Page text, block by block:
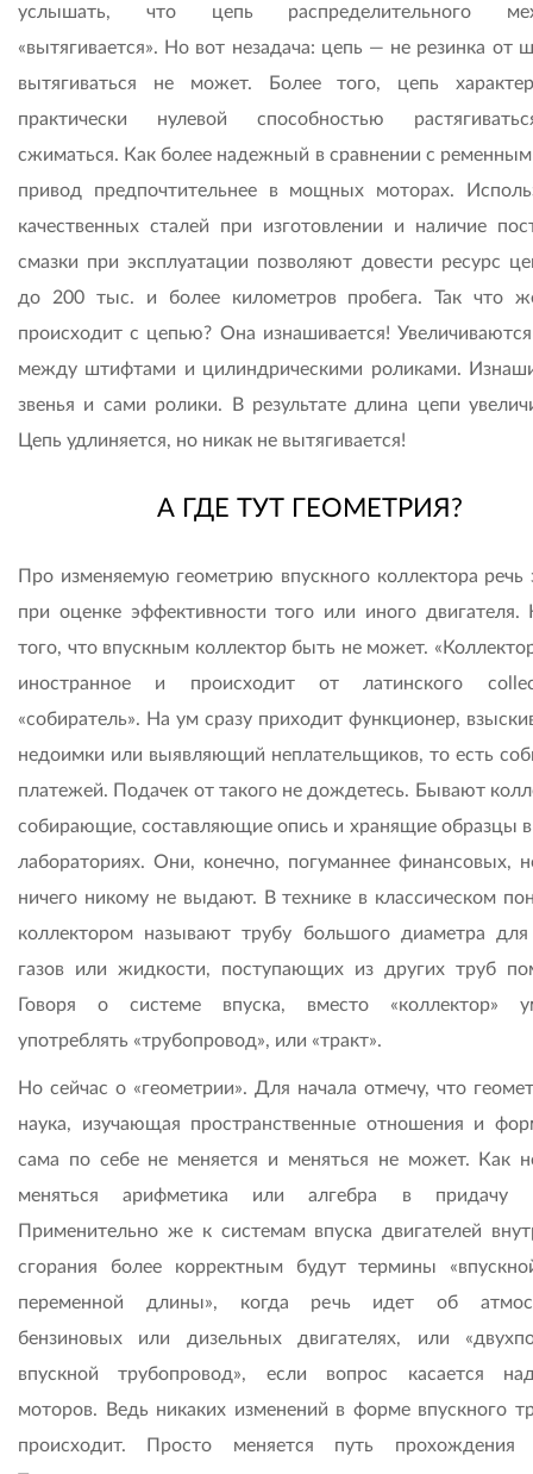
услышать, что цепь распределительного
«вытягивается». Но вот незадача: цепь — не резинка от
вытягиваться не может. Более того, цепь
практически нулевой способностью
сжиматься. Как более надежный в сравнении с
привод предпочтительнее в мощных моторах.
качественных сталей при изготовлении и наличие
смазки при эксплуатации позволяют довести ресурс
до 200 тыс. и более километров пробега. Так что
происходит с цепью? Она изнашивается!
между штифтами и цилиндрическими роликами.
звенья и сами ролики. В результате длина цепи
Цепь удлиняется, но никак не вытягивается!
А ГДЕ ТУТ ГЕОМЕТРИЯ?
Про изменяемую геометрию впускного коллектора речь
при оценке эффективности того или иного двигателя.
того, что впускным коллектор быть не может.
иностранное и происходит от латинского
«собиратель». На ум сразу приходит функционер,
недоимки или выявляющий неплательщиков, то есть
платежей. Подачек от такого не дождетесь. Бывают
собирающие, составляющие опись и хранящие образцы в
лабораториях. Они, конечно, погуманнее финансовых,
ничего никому не выдают. В технике в классическом
коллектором называют трубу большого диаметра для
газов или жидкости, поступающих из других труб
Говоря о системе впуска, вместо «коллектор»
употреблять «трубопровод», или «тракт».
Но сейчас о «геометрии». Для начала отмечу, что
наука, изучающая пространственные отношения и
сама по себе не меняется и меняться не может. Как
меняться арифметика или алгебра в придачу
Применительно же к системам впуска двигателей
сгорания более корректным будут термины
переменной длины», когда речь идет об
бензиновых или дизельных двигателях, или
впускной трубопровод», если вопрос касается
моторов. Ведь никаких изменений в форме впускного
происходит. Просто меняется путь прохождения